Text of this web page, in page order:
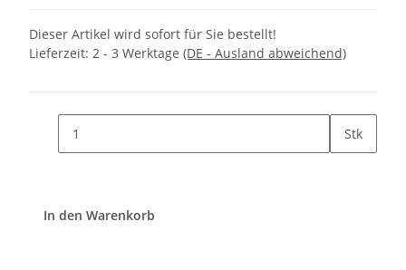
Dieser Artikel wird sofort für Sie bestellt!
Lieferzeit: 2 - 3 Werktage (DE - Ausland abweichend)
Stk
In den Warenkorb